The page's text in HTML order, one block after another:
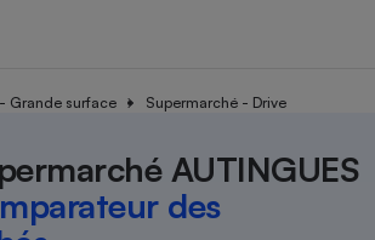
Grande surface Supermarché - Drive
AUTINGUES
des
Additifs
Organismes de défense
Système judiciaire
Achat - Vente - Travaux
Démarche administrative
Train
Transport aérien